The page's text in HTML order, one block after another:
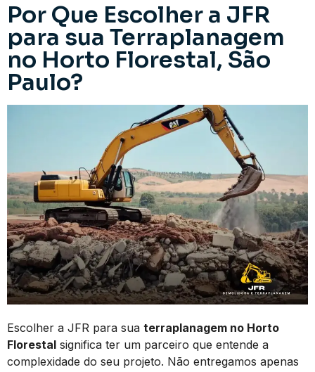
Por Que Escolher a JFR
para sua Terraplanagem
no Horto Florestal, São
Paulo?
Escolher a JFR para sua terraplanagem no Horto
Florestal significa ter um parceiro que entende a
complexidade do seu projeto. Não entregamos apenas